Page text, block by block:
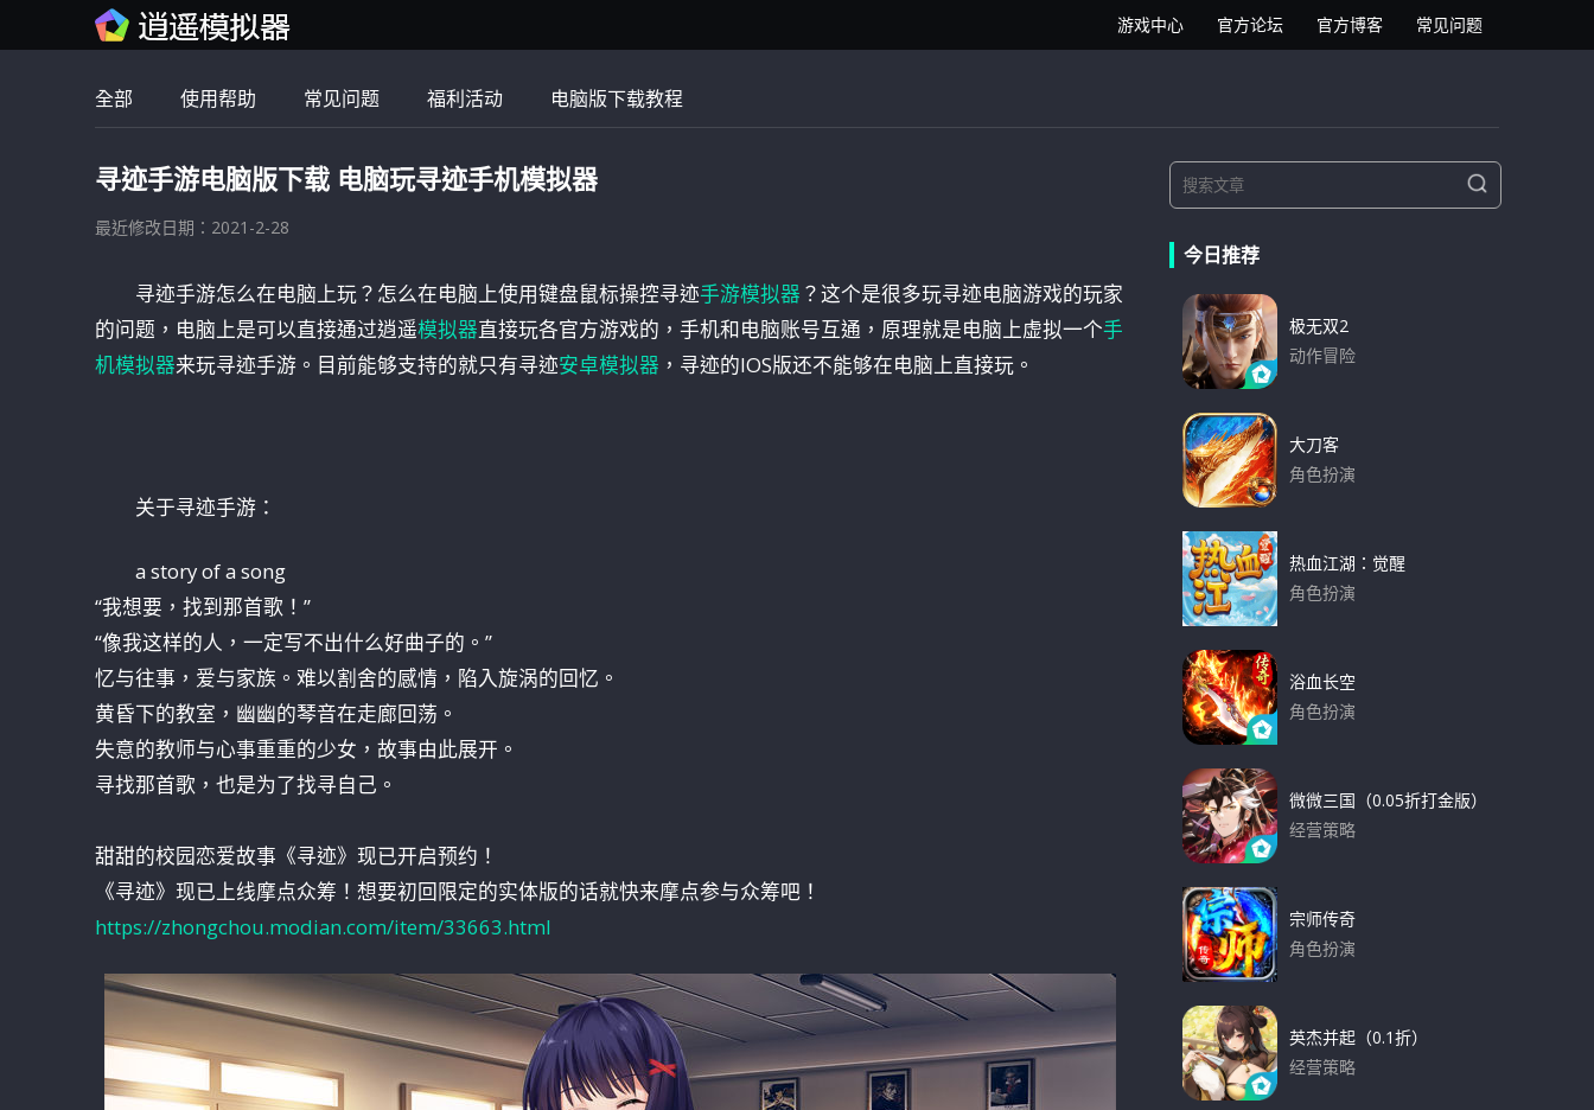
逍遥安卓模拟器 常见问题
官方博客
官方论坛
游戏中心
全部 使用帮助 常见问题 福利活动 电脑版下载教程
寻迹手游电脑版下载 电脑玩寻迹手机模拟器
最近修改日期：2021-2-28
寻迹手游怎么在电脑上玩？怎么在电脑上使用键盘鼠标操控寻迹手游模拟器 ？这个是很多玩寻迹电脑游戏的玩家
的问题，电脑上是可以直接通过逍遥模拟器直接玩各官方游戏的，手机和电脑账号互通，原理就是电脑上虚拟一个手
机模拟器来玩寻迹手游。目前能够支持的就只有寻迹安卓模拟器 ，寻迹的IOS版还不能够在电脑上直接玩。
关于寻迹手游：
a story of a song
“我想要，找到那首歌！”
“像我这样的人，一定写不出什么好曲子的。”
忆与往事，爱与家族。难以割舍的感情，陷入旋涡的回忆。
黄昏下的教室，幽幽的琴音在走廊回荡。
失意的教师与心事重重的少女，故事由此展开。
寻找那首歌，也是为了找寻自己。
甜甜的校园恋爱故事《寻迹》现已开启预约！
《寻迹》现已上线摩点众筹！想要初回限定的实体版的话就快来摩点参与众筹吧！
https://zhongchou.modian.com/item/33663.html
e
S
e
今日推荐
极无双2
动作冒险
大刀客
角色扮演
热血江湖：觉醒
角色扮演
浴血长空
角色扮演
微微三国（0.05折打金版）
经营策略
宗师传奇
角色扮演
英杰并起（0.1折）
经营策略